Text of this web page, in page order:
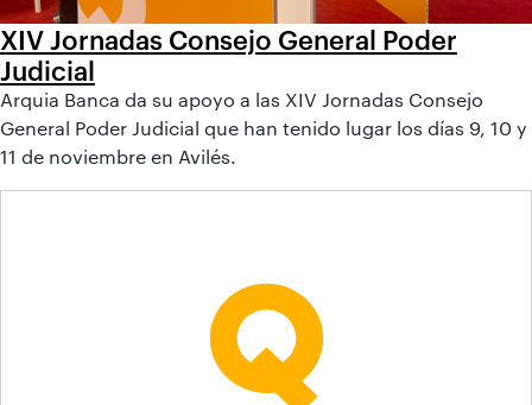
XIV Jornadas Consejo General Poder
Judicial
Arquia Banca da su apoyo a las XIV Jornadas Consejo
General Poder Judicial que han tenido lugar los días 9, 10 y
11 de noviembre en Avilés.